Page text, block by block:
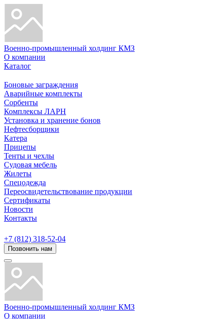
Военно-промышленный холдинг КМЗ
О компании
Каталог
Боновые заграждения
Аварийные комплекты
Сорбенты
Комплексы ЛАРН
Установка и хранение бонов
Нефтесборщики
Катера
Прицепы
Тенты и чехлы
Судовая мебель
Жилеты
Спецодежда
Переосвидетельствование продукции
Сертификаты
Новости
Контакты
+7 (812) 318-52-04
Позвонить нам
Военно-промышленный холдинг КМЗ
О компании